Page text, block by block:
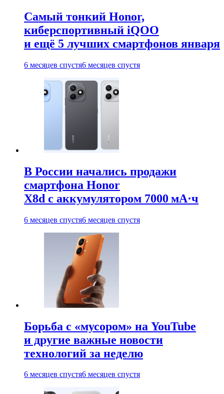
Самый тонкий Honor,
киберспортивный iQOO
и ещё 5 лучших смартфонов января
6 месяцев спустя6 месяцев спустя
В России начались продажи
смартфона Honor
X8d с аккумулятором 7000 мА·ч
6 месяцев спустя6 месяцев спустя
Борьба с «мусором» на YouTube
и другие важные новости
технологий за неделю
6 месяцев спустя6 месяцев спустя